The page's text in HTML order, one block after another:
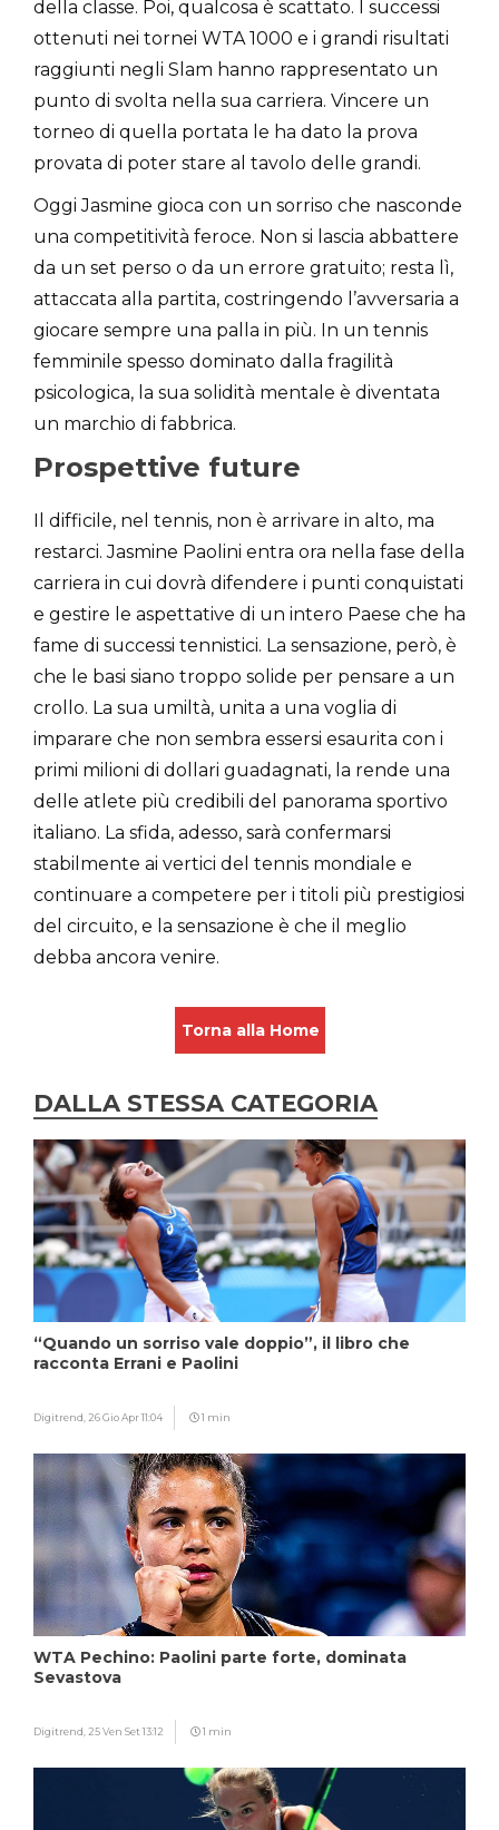
della classe. Poi, qualcosa è scattato. I successi
ottenuti nei tornei WTA 1000 e i grandi risultati
raggiunti negli Slam hanno rappresentato un
punto di svolta nella sua carriera. Vincere un
torneo di quella portata le ha dato la prova
provata di poter stare al tavolo delle grandi.
Oggi Jasmine gioca con un sorriso che nasconde
una competitività feroce. Non si lascia abbattere
da un set perso o da un errore gratuito; resta lì,
attaccata alla partita, costringendo l’avversaria a
giocare sempre una palla in più. In un tennis
femminile spesso dominato dalla fragilità
psicologica, la sua solidità mentale è diventata
un marchio di fabbrica.
Prospettive future
Il difficile, nel tennis, non è arrivare in alto, ma
restarci. Jasmine Paolini entra ora nella fase della
carriera in cui dovrà difendere i punti conquistati
e gestire le aspettative di un intero Paese che ha
fame di successi tennistici. La sensazione, però, è
che le basi siano troppo solide per pensare a un
crollo. La sua umiltà, unita a una voglia di
imparare che non sembra essersi esaurita con i
primi milioni di dollari guadagnati, la rende una
delle atlete più credibili del panorama sportivo
italiano. La sfida, adesso, sarà confermarsi
stabilmente ai vertici del tennis mondiale e
continuare a competere per i titoli più prestigiosi
del circuito, e la sensazione è che il meglio
debba ancora venire.
Torna alla Home
DALLA STESSA CATEGORIA
“Quando un sorriso vale doppio”, il libro che
racconta Errani e Paolini
Digitrend, 26 Gio Apr 11:04 1 min
WTA Pechino: Paolini parte forte, dominata
Sevastova
Digitrend, 25 Ven Set 13:12 1 min